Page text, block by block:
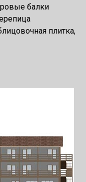
балки
плитка,